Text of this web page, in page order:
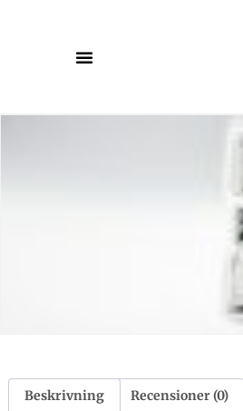
Beskrivning Recensioner (0)